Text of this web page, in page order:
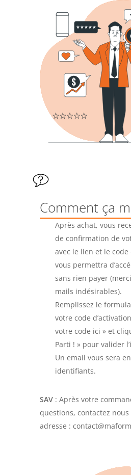
Comment ça
Après achat, vous
de confirmation de
avec le lien et le code
vous permettra
sans rien payer
mails indésirables).
Remplissez le
votre code
votre code ici » et
Parti ! » pour valider
Un email vous sera
identifiants.
SAV: Après votre
questions, contactez
adresse :